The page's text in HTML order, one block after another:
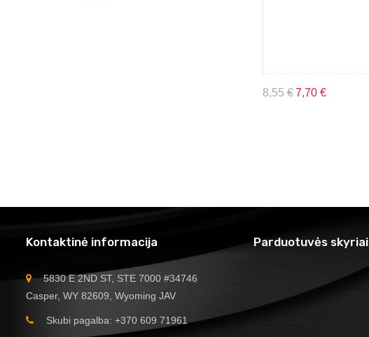
8,55€ 7,70 €
Kontaktinė informacija
5830 E 2ND ST, STE 7000 #34746
Casper, WY 82609, Wyoming JAV
Skubi pagalba: +370 609 71961
Parduotuvės skyriai